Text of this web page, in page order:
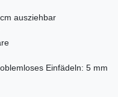
ausziehbar
Einfädeln: 5 mm